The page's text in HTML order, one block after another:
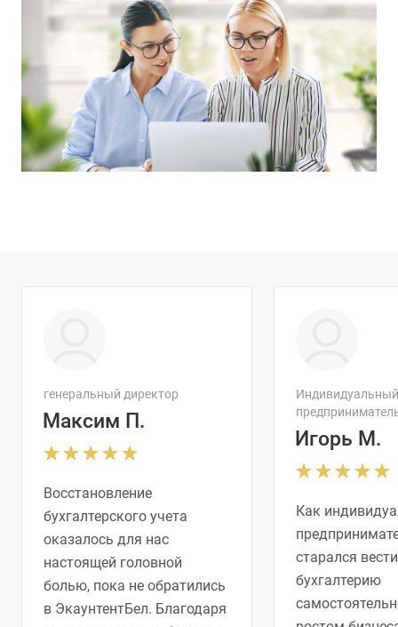
генеральный директор
Максим П.
Восстановление
бухгалтерского учета
оказалось для нас
настоящей головной
болью, пока не обратились
в ЭкаунтентБел. Благодаря
Индивидуальный
Игорь М.
Как
старался вести
бухгалтерию